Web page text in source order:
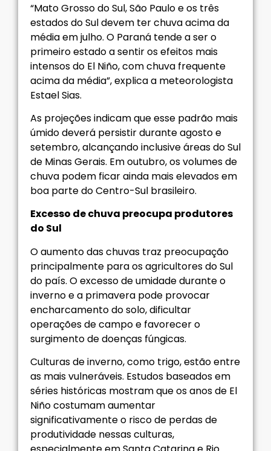
“Mato Grosso do Sul, São Paulo e os três
estados do Sul devem ter chuva acima da
média em julho. O Paraná tende a ser o
primeiro estado a sentir os efeitos mais
intensos do El Niño, com chuva frequente
acima da média”, explica a meteorologista
Estael Sias.
As projeções indicam que esse padrão mais
úmido deverá persistir durante agosto e
setembro, alcançando inclusive áreas do Sul
de Minas Gerais. Em outubro, os volumes de
chuva podem ficar ainda mais elevados em
boa parte do Centro-Sul brasileiro.
Excesso de chuva preocupa produtores
do Sul
O aumento das chuvas traz preocupação
principalmente para os agricultores do Sul
do país. O excesso de umidade durante o
inverno e a primavera pode provocar
encharcamento do solo, dificultar
operações de campo e favorecer o
surgimento de doenças fúngicas.
Culturas de inverno, como trigo, estão entre
as mais vulneráveis. Estudos baseados em
séries históricas mostram que os anos de El
Niño costumam aumentar
significativamente o risco de perdas de
produtividade nessas culturas,